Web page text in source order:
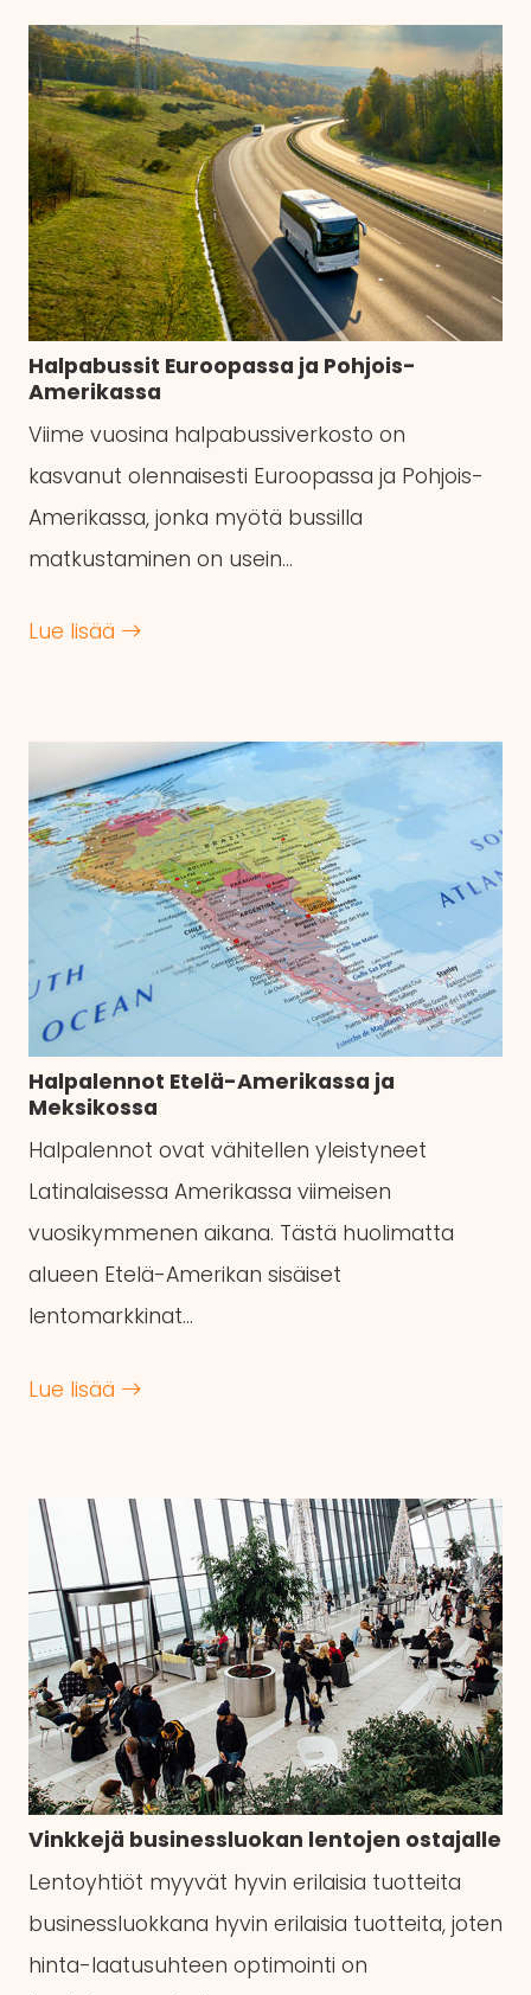
Halpabussit Euroopassa ja Pohjois-
Amerikassa
Viime vuosina halpabussiverkosto on
kasvanut olennaisesti Euroopassa ja Pohjois-
Amerikassa, jonka myötä bussilla
matkustaminen on usein…
Lue lisää
Halpalennot Etelä-Amerikassa ja
Meksikossa
Halpalennot ovat vähitellen yleistyneet
Latinalaisessa Amerikassa viimeisen
vuosikymmenen aikana. Tästä huolimatta
alueen Etelä-Amerikan sisäiset
lentomarkkinat…
Lue lisää
Vinkkejä businessluokan lentojen ostajalle
Lentoyhtiöt myyvät hyvin erilaisia tuotteita
businessluokkana hyvin erilaisia tuotteita, joten
hinta-laatusuhteen optimointi on